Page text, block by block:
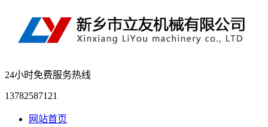
24小时免费服务热线
13782587121
网站首页